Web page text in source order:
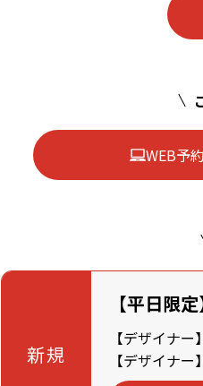
WEB予約
新規
【平日限
【デザイナ
【デザイナ